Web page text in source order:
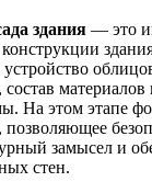
здания — это
устройство
На этом этапе
позволяющее
замысел и
стен.